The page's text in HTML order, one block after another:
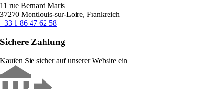
11 rue Bernard Maris
37270 Montlouis-sur-Loire, Frankreich
+33 1 86 47 62 58
Sichere Zahlung
Kaufen Sie sicher auf unserer Website ein